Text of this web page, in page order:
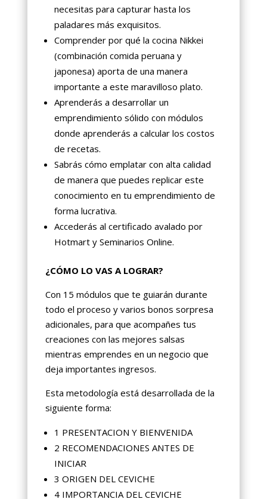
necesitas para capturar hasta los
paladares más exquisitos.
Comprender por qué la cocina Nikkei
(combinación comida peruana y
japonesa) aporta de una manera
importante a este maravilloso plato.
Aprenderás a desarrollar un
emprendimiento sólido con módulos
donde aprenderás a calcular los costos
de recetas.
Sabrás cómo emplatar con alta calidad
de manera que puedes replicar este
conocimiento en tu emprendimiento de
forma lucrativa.
Accederás al certificado avalado por
Hotmart y Seminarios Online.
¿CÓMO LO VAS A LOGRAR?
Con 15 módulos que te guiarán durante
todo el proceso y varios bonos sorpresa
adicionales, para que acompañes tus
creaciones con las mejores salsas
mientras emprendes en un negocio que
deja importantes ingresos.
Esta metodología está desarrollada de la
siguiente forma:
1 PRESENTACION Y BIENVENIDA
2 RECOMENDACIONES ANTES DE
INICIAR
3 ORIGEN DEL CEVICHE
4 IMPORTANCIA DEL CEVICHE